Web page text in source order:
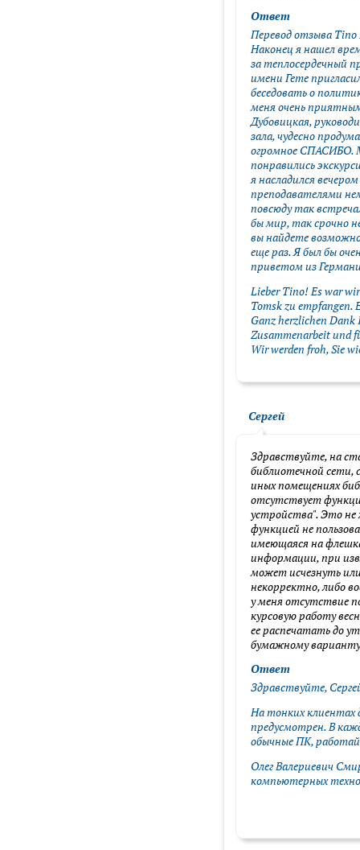
Ответ
Перевод отзыва Tino
Наконец я нашел
за теплосердечный
имени Гете
беседовать о
меня очень
Дубовицкая,
зала, чудесно
огромное СПАСИБО.
понравились
я насладился
преподавателями
повсюду так
бы мир, так срочно
вы найдете
еще раз. Я был бы
приветом из
Lieber Tino! Es war
Tomsk zu empfangen.
Ganz herzlichen Dank
Zusammenarbeit und
Wir werden froh, Sie
Сергей
Здравствуйте, на
библиотечной сети,
иных помещениях
отсутствует
устройства". Это не
функцией не
имеющаяся на
информации, при
может исчезнуть
некорректно, либо
у меня отсутствие
курсовую работу
ее распечатать до
бумажному
Ответ
Здравствуйте,
На тонких клиентах
предусмотрен. В
обычные ПК,
Олег Валериевич
компьютерных